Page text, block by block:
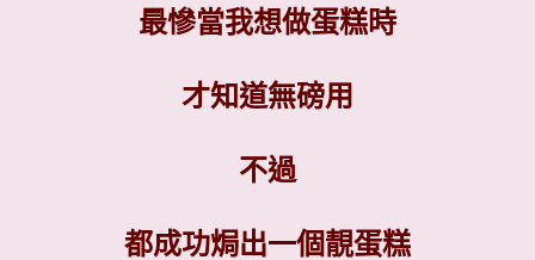
最慘當我想做蛋糕時
才知道無磅用
不過
都成功焗出一個靚蛋糕